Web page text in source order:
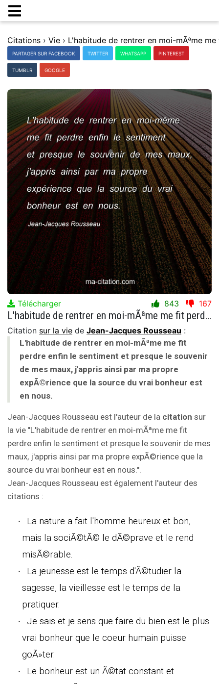
Citations › Vie ›
PARTAGER SUR FACEBOOK TWITTER WHATSAPP PINTEREST
TUMBLR GOOGLE
Télécharger 843 167
L'habitude de rentrer en moi-mÃªme me fit perdre enfin le sentiment et presque le souvenir de mes maux, j'appris ainsi par ma propre expÃ©rience que la source du vrai bonheur est en nous.
Citation sur la vie de Jean-Jacques Rousseau :
L'habitude de rentrer en moi-mÃªme me fit
perdre enfin le sentiment et presque le souvenir
de mes maux, j'appris ainsi par ma propre
expÃ©rience que la source du vrai bonheur est
en nous.
Jean-Jacques Rousseau est l'auteur de la citation sur
la vie "L'habitude de rentrer en moi-mÃªme me fit
perdre enfin le sentiment et presque le souvenir de mes
maux, j'appris ainsi par ma propre expÃ©rience que la
source du vrai bonheur est en nous.".
Jean-Jacques Rousseau est également l'auteur des
citations :
La nature a fait l'homme heureux et bon,
mais la sociÃ©tÃ© le dÃ©prave et le rend
misÃ©rable.
La jeunesse est le temps d'Ã©tudier la
sagesse, la vieillesse est le temps de la
pratiquer.
Je sais et je sens que faire du bien est le plus
vrai bonheur que le coeur humain puisse
goÃ»ter.
Le bonheur est un Ã©tat constant et